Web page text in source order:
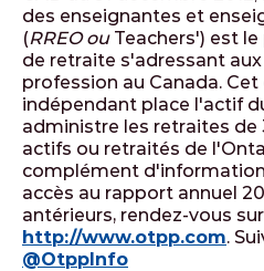
des enseignantes et
(RREO ou Teachers') est
de retraite s'adressant
profession au Canada.
indépendant place l'actif
administre les retraites
actifs ou retraités de
complément
accès au rapport annuel
antérieurs, rendez-vous
http://www.otpp.com.
@OtppInfo